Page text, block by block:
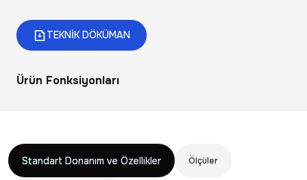
TEKNİK DÖKÜMAN
Ürün Fonksiyonları
Standart Donanım ve Özellikler Ölçüler